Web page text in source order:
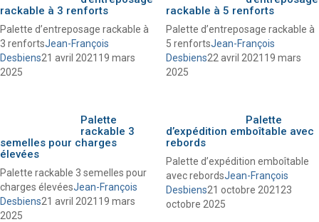
rackable à 3 renforts
Palette d’entreposage rackable à
3 renfortsJean-François
Desbiens21 avril 2021 19 mars
2025
rackable à 5 renforts
Palette d’entreposage rackable à
5 renfortsJean-François
Desbiens22 avril 2021 19 mars
2025
Palette
rackable 3
semelles pour charges
élevées
Palette rackable 3 semelles pour
charges élevéesJean-François
Desbiens21 avril 2021 19 mars
2025
Palette
d’expédition emboîtable avec
rebords
Palette d’expédition emboîtable
avec rebordsJean-François
Desbiens21 octobre 2021 23
octobre 2025